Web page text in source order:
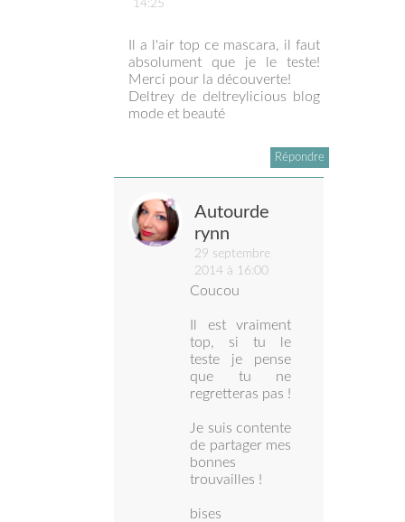
14:25
Il a l'air top ce mascara, il faut
absolument que je le teste!
Merci pour la découverte!
Deltrey de deltreylicious blog
mode et beauté
Répondre
Autourde
rynn
29 septembre
2014 à 16:00
Coucou
Il est vraiment
top, si tu le
teste je pense
que tu ne
regretteras pas !
Je suis contente
de partager mes
bonnes
trouvailles !
bises